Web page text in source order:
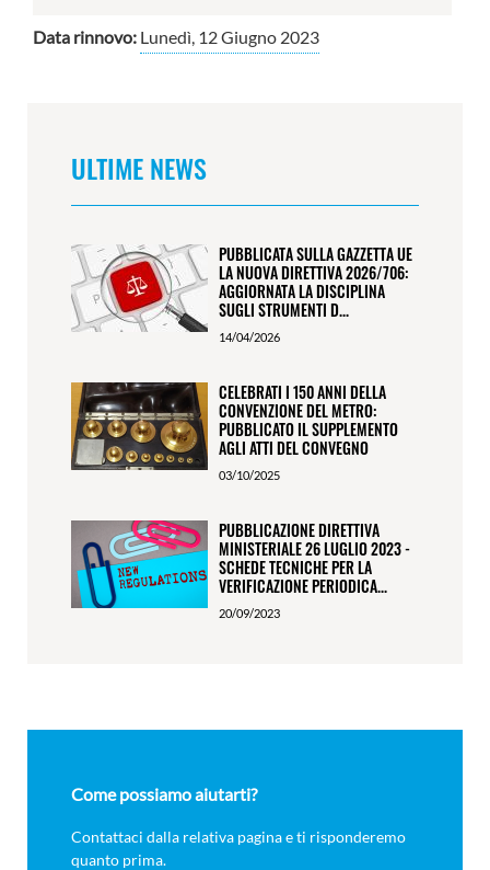
Data rinnovo: Lunedì, 12 Giugno 2023
ULTIME NEWS
PUBBLICATA SULLA GAZZETTA UE
LA NUOVA DIRETTIVA 2026/706:
AGGIORNATA LA DISCIPLINA
SUGLI STRUMENTI D...
14/04/2026
CELEBRATI I 150 ANNI DELLA
CONVENZIONE DEL METRO:
PUBBLICATO IL SUPPLEMENTO
AGLI ATTI DEL CONVEGNO
03/10/2025
PUBBLICAZIONE DIRETTIVA
MINISTERIALE 26 LUGLIO 2023 -
SCHEDE TECNICHE PER LA
VERIFICAZIONE PERIODICA...
20/09/2023
Come possiamo aiutarti?
Contattaci dalla relativa pagina e ti risponderemo
quanto prima.